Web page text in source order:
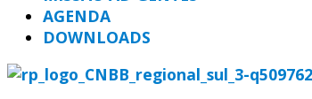
AGENDA
DOWNLOADS